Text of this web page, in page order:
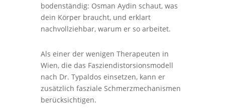
bodenständig: Osman Aydin schaut, was
dein Körper braucht, und erklart
nachvollziehbar, warum er so arbeitet.
Als einer der wenigen Therapeuten in
Wien, die das Fasziendistorsionsmodell
nach Dr. Typaldos einsetzen, kann er
zusätzlich fasziale Schmerzmechanismen
berücksichtigen.